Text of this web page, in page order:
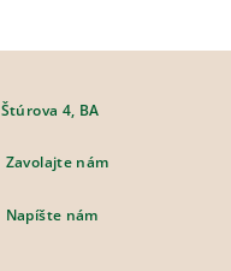
viacero
Možnosti
môžete
Štúrova 4, BA
Zavolajte nám
Napíšte nám